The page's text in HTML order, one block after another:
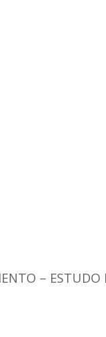
– ESTUDO